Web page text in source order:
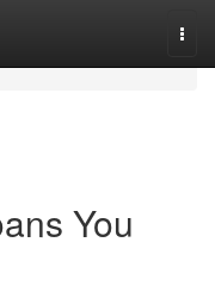
You